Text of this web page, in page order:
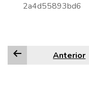
2a4d55893bd6
Anterior